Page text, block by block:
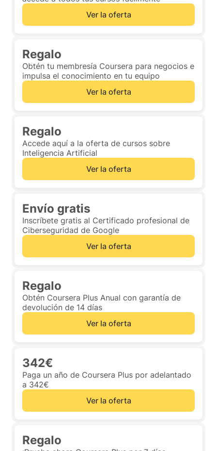
Ver la oferta
Regalo
Obtén tu membresía Coursera para negocios e
impulsa el conocimiento en tu equipo
Ver la oferta
Regalo
Accede aquí a la oferta de cursos sobre
Inteligencia Artificial
Ver la oferta
Envío gratis
Inscríbete gratis al Certificado profesional de
Ciberseguridad de Google
Ver la oferta
Regalo
Obtén Coursera Plus Anual con garantía de
devolución de 14 días
Ver la oferta
342€
Paga un año de Coursera Plus por adelantado
a 342€
Ver la oferta
Regalo